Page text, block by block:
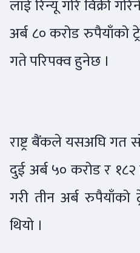
लाई रिन्यू गरि विक्री
अर्ब ८० करोड रुपैयाँको
गते परिपक्व हुनेछ ।
राष्ट्र बैंकले यसअघि गत
दुई अर्ब ५० करोड र
गरी तीन अर्ब रुपैयाँको
थियो ।